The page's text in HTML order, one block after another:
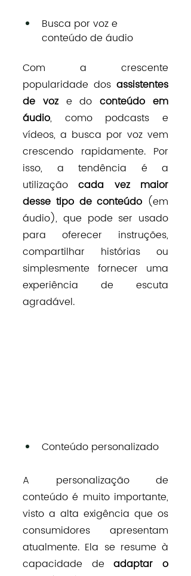
Busca por voz e
conteúdo de áudio
Com a crescente
popularidade dos assistentes
de voz e do conteúdo em
áudio, como podcasts e
vídeos, a busca por voz vem
crescendo rapidamente. Por
isso, a tendência é a
utilização cada vez maior
desse tipo de conteúdo (em
áudio), que pode ser usado
para oferecer instruções,
compartilhar histórias ou
simplesmente fornecer uma
experiência de escuta
agradável.
Conteúdo personalizado
A personalização de
conteúdo é muito importante,
visto a alta exigência que os
consumidores apresentam
atualmente. Ela se resume à
capacidade de adaptar o